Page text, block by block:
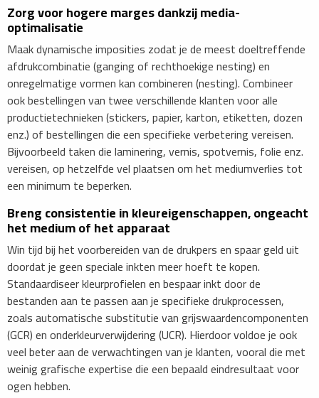
Zorg voor hogere marges dankzij media-
optimalisatie
Maak dynamische imposities zodat je de meest doeltreffende
afdrukcombinatie (ganging of rechthoekige nesting) en
onregelmatige vormen kan combineren (nesting). Combineer
ook bestellingen van twee verschillende klanten voor alle
productietechnieken (stickers, papier, karton, etiketten, dozen
enz.) of bestellingen die een specifieke verbetering vereisen.
Bijvoorbeeld taken die laminering, vernis, spotvernis, folie enz.
vereisen, op hetzelfde vel plaatsen om het mediumverlies tot
een minimum te beperken.
Breng consistentie in kleureigenschappen, ongeacht
het medium of het apparaat
Win tijd bij het voorbereiden van de drukpers en spaar geld uit
doordat je geen speciale inkten meer hoeft te kopen.
Standaardiseer kleurprofielen en bespaar inkt door de
bestanden aan te passen aan je specifieke drukprocessen,
zoals automatische substitutie van grijswaardencomponenten
(GCR) en onderkleurverwijdering (UCR). Hierdoor voldoe je ook
veel beter aan de verwachtingen van je klanten, vooral die met
weinig grafische expertise die een bepaald eindresultaat voor
ogen hebben.